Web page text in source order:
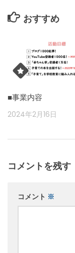
おすすめ
■事業内容
2024年2月16日
コメントを残す
コメント ※